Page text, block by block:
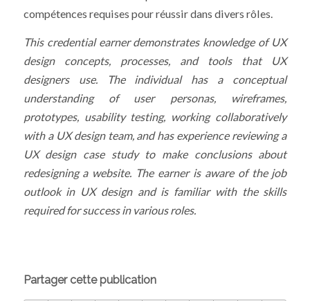
compétences requises pour réussir dans divers rôles.
This credential earner demonstrates knowledge of UX
design concepts, processes, and tools that UX
designers use. The individual has a conceptual
understanding of user personas, wireframes,
prototypes, usability testing, working collaboratively
with a UX design team, and has experience reviewing a
UX design case study to make conclusions about
redesigning a website. The earner is aware of the job
outlook in UX design and is familiar with the skills
required for success in various roles.
Partager cette publication